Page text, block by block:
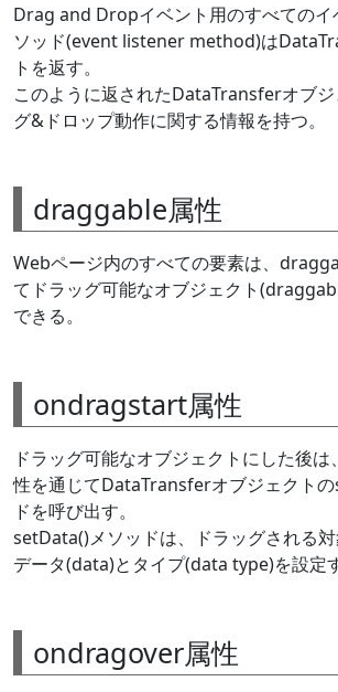
Drag and Dropイベント用のすべてのイ
ソッド(event listener method)は
トを返す。
このように返されたDataTransferオブ
グ&ドロップ動作に関する情報を持つ。
draggable属性
Webページ内のすべての要素は、
てドラッグ可能なオブジェクト
できる。
ondragstart属性
ドラッグ可能なオブジェクトにした後
性を通じてDataTransferオブジェクト
ドを呼び出す。
setData()メソッドは、ドラッグされる
データ(data)とタイプ(data type)を設定す
ondragover属性